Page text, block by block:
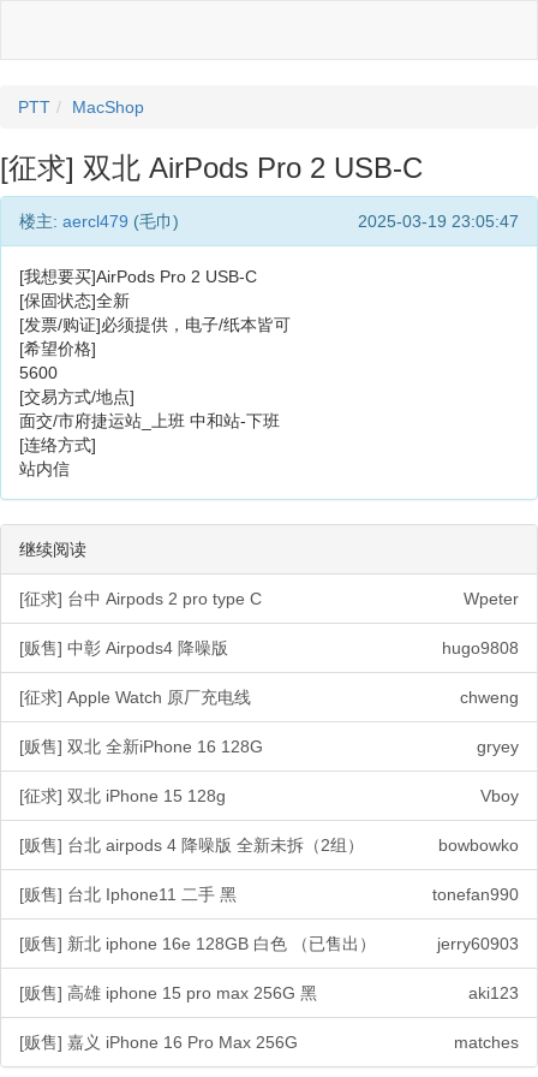
PTT MacShop
[征求] 双北 AirPods Pro 2 USB-C
楼主: aercl479 (毛巾) 2025-03-19 23:05:47
[我想要买]AirPods Pro 2 USB-C
[保固状态]全新
[发票/购证]必须提供，电子/纸本皆可
[希望价格]
5600
[交易方式/地点]
面交/市府捷运站_上班 中和站-下班
[连络方式]
站内信
继续阅读
[征求] 台中 Airpods 2 pro type C Wpeter
[贩售] 中彰 Airpods4 降噪版 hugo9808
[征求] Apple Watch 原厂充电线 chweng
[贩售] 双北 全新iPhone 16 128G gryey
[征求] 双北 iPhone 15 128g Vboy
[贩售] 台北 airpods 4 降噪版 全新未拆（2组） bowbowko
[贩售] 台北 Iphone11 二手 黑 tonefan990
[贩售] 新北 iphone 16e 128GB 白色 （已售出） jerry60903
[贩售] 高雄 iphone 15 pro max 256G 黑 aki123
[贩售] 嘉义 iPhone 16 Pro Max 256G matches